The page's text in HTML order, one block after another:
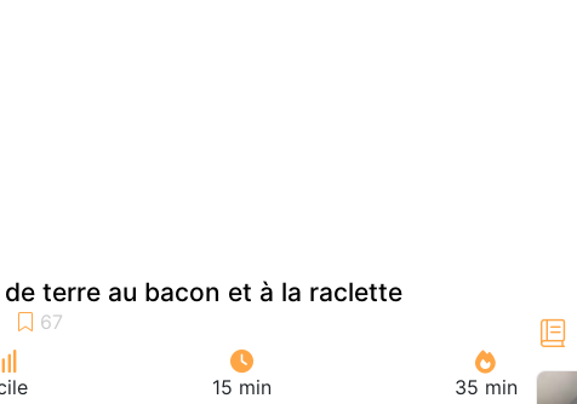
terre au bacon et à la raclette
15 min 35 min